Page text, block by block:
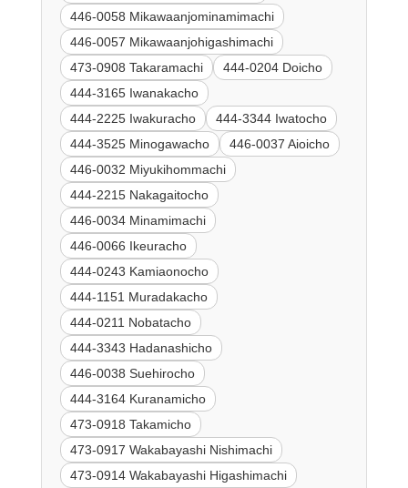
446-0058 Mikawaanjominamimachi
446-0057 Mikawaanjohigashimachi
473-0908 Takaramachi
444-0204 Doicho
444-3165 Iwanakacho
444-2225 Iwakuracho
444-3344 Iwatocho
444-3525 Minogawacho
446-0037 Aioicho
446-0032 Miyukihommachi
444-2215 Nakagaitocho
446-0034 Minamimachi
446-0066 Ikeuracho
444-0243 Kamiaonocho
444-1151 Muradakacho
444-0211 Nobatacho
444-3343 Hadanashicho
446-0038 Suehirocho
444-3164 Kuranamicho
473-0918 Takamicho
473-0917 Wakabayashi Nishimachi
473-0914 Wakabayashi Higashimachi